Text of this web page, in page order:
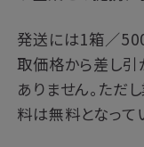
発送には1箱／
取価格から差し引
ありません。ただ
料は無料となって